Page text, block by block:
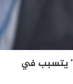
يتسبب في